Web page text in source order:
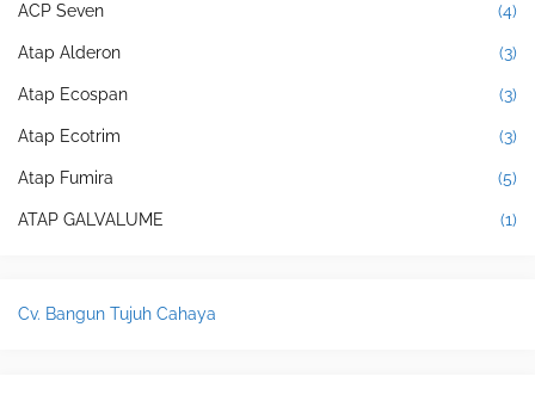
ACP Seven (4)
Atap Alderon (3)
Atap Ecospan (3)
Atap Ecotrim (3)
Atap Fumira (5)
ATAP GALVALUME (1)
Cv. Bangun Tujuh Cahaya